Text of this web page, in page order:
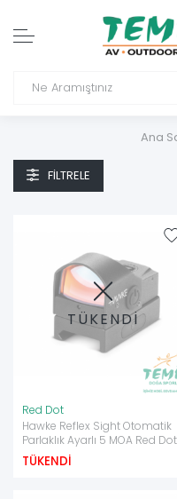
Ana
FILTRELE
TÜKENDİ
Red Dot
Hawke Reflex Sight Otomatik
Parlaklık Ayarlı 5 MOA Red Dot
Nişangah
TÜKENDİ